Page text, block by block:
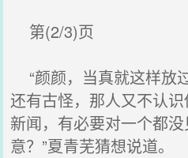
第(2/3)页
“颜颜，当真就这样放
还有古怪，那人又不认
新闻，有必要对一个都
意？”夏青芜猜想说道。